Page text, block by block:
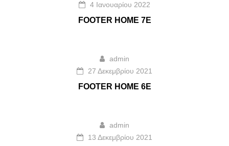
4 Ιανουαρίου 2022
FOOTER HOME 7E
admin
27 Δεκεμβρίου 2021
FOOTER HOME 6E
admin
13 Δεκεμβρίου 2021